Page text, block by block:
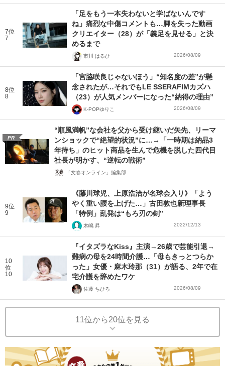
7位
7
「足をもう一本失わないと学ばないんです
ね」痛烈な中傷コメントも…脚を失った動画
クリエイター（28）が「義足を見せる」と決
めるまで
市川 はるひ 2026/08/09
8位
8
「宮脇咲良じゃないほう」“知名度の差”が懸
念されたが…それでもLE SSERAFIMカズハ
（23）が人気メンバーになった“納得の理由”
K-POPゆりこ 2026/08/09
PR
“順風満帆”な会社を父から受け継いだ矢先、リーマ
ンショックで“絶望的状況”に…→「一時期は納品3
年待ち」のヒット商品を生んで危機を脱した四代目
社長が明かす、“逆転の戦術”
「文春オンライン」編集部
9位
9
《藤川球児、上原浩治が名球会入り》「よう
やく重い腰を上げた…」古田敦也新理事長
「特例」乱発は“もろ刃の剣”
木嶋 昇 2022/12/13
10
位
10
『イタズラなKiss』主演→26歳で芸能引退→
難病の母を24時間介護…「母もきっとつらか
った」女優・麻木玲那（31）が語る、2年で在
宅介護を辞めたワケ
佐藤 ちひろ 2026/08/09
11位から20位を見る